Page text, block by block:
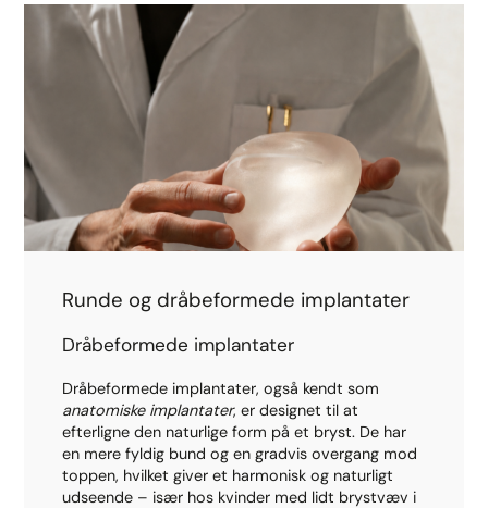
Runde og dråbeformede implantater
Dråbeformede implantater
Dråbeformede implantater, også kendt som
anatomiske implantater, er designet til at
efterligne den naturlige form på et bryst. De har
en mere fyldig bund og en gradvis overgang mod
toppen, hvilket giver et harmonisk og naturligt
udseende – især hos kvinder med lidt brystvæv i